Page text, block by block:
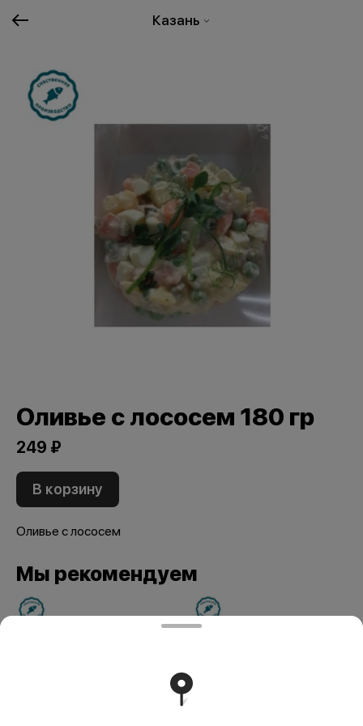
Казань
Оливье с лососем 180 гр
249 ₽
В корзину
Оливье с лососем
Мы рекомендуем